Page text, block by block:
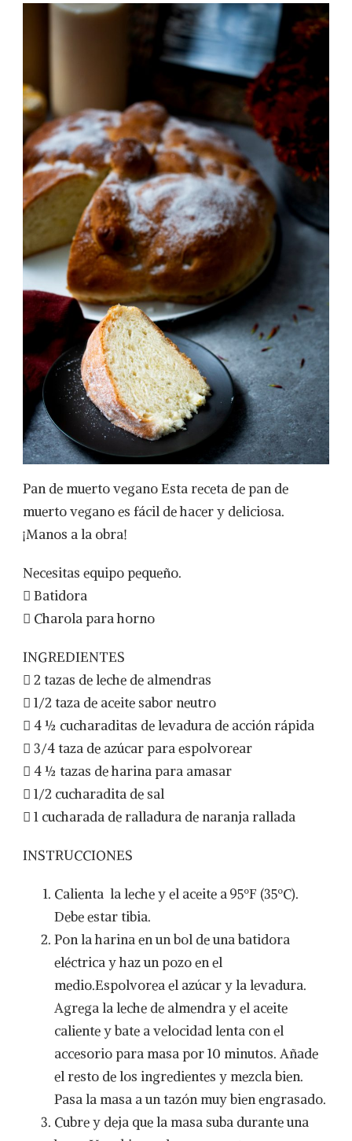
QUE,
DELICIOSAS,
CONTRIBUYEN
MEDIO
AMBIENTE.
Pan de muerto vegano Esta receta de pan de
muerto vegano es fácil de hacer y deliciosa.
¡Manos a la obra!
Necesitas equipo pequeño.
 Batidora
 Charola para horno
INGREDIENTES
 2 tazas de leche de almendras
 1/2 taza de aceite sabor neutro
 4 ½ cucharaditas de levadura de acción rápida
 3/4 taza de azúcar para espolvorear
 4 ½ tazas de harina para amasar
 1/2 cucharadita de sal
 1 cucharada de ralladura de naranja rallada
INSTRUCCIONES
Calienta la leche y el aceite a 95ºF (35ºC).
Debe estar tibia.
Pon la harina en un bol de una batidora
eléctrica y haz un pozo en el
medio.Espolvorea el azúcar y la levadura.
Agrega la leche de almendra y el aceite
caliente y bate a velocidad lenta con el
accesorio para masa por 10 minutos. Añade
el resto de los ingredientes y mezcla bien.
Pasa la masa a un tazón muy bien engrasado.
Cubre y deja que la masa suba durante una